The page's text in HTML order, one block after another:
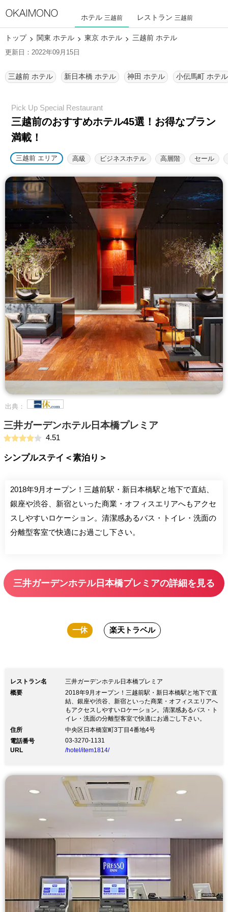
ホテル 三越前 レストラン 三越前
トップ 関東 ホテル 東京 ホテル 三越前 ホテル
更新日：2022年09月15日
三越前 ホテル 新日本橋 ホテル 神田 ホテル 小伝馬町 ホテル
三越前のおすすめホテル45選！ お得なプラン
満載！
三越前 エリア 高級 ビジネスホテル 高層階 セール
出典：
三井ガーデンホテル日本橋プレミア
4.51
シンプルステイ＜素泊り＞
2018年9月オープン！三越前駅・新日本橋駅と地下で直結、
銀座や渋谷、新宿といった商業・オフィスエリアへもアクセ
スしやすいロケーション。清潔感あるバス・トイレ・洗面の
分離型客室で快適にお過ごし下さい。
三井ガーデンホテル日本橋プレミアの詳細を見る
一休 楽天トラベル
レストラン名
三井ガーデンホテル日本橋プレミア
概要
2018年9月オープン！三越前駅・新日本橋駅と地下で直
結、銀座や渋谷、新宿といった商業・オフィスエリアへ
もアクセスしやすいロケーション。清潔感あるバス・ト
イレ・洗面の分離型客室で快適にお過ごし下さい。
住所
中央区日本橋室町3丁目4番地4号
電話番号
03-3270-1131
URL
/hotel/item1814/